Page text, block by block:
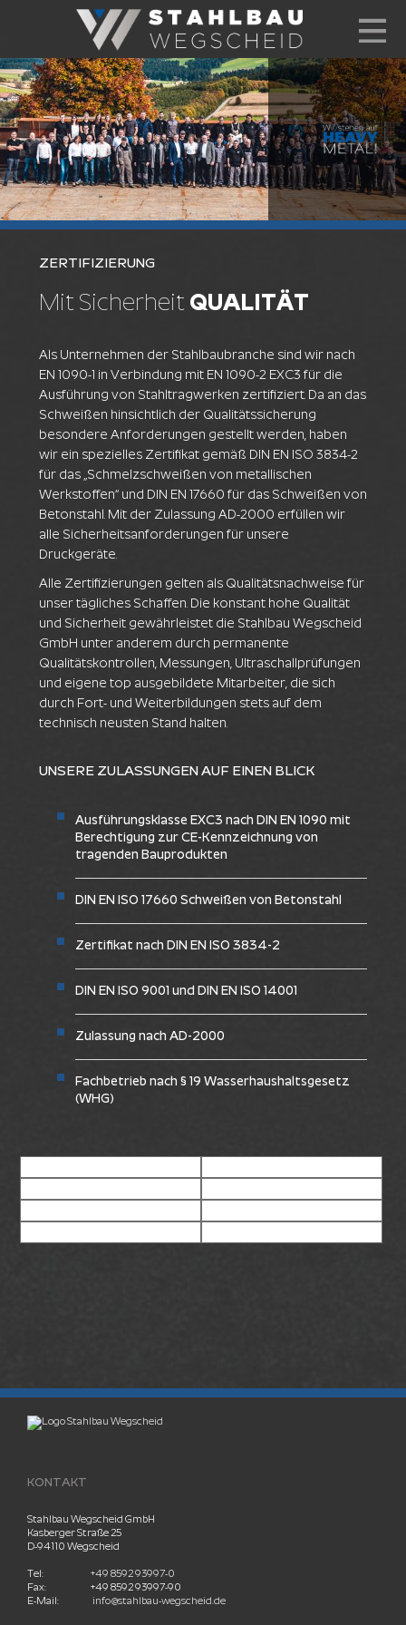
+49 8592 93997-0 info@stahlbau-wegscheid.de
ZERTIFIZIERUNG
Mit Sicherheit QUALITÄT
Als Unternehmen der Stahlbaubranche sind wir nach
EN 1090-1 in Verbindung mit EN 1090-2 EXC3 für die
Ausführung von Stahltragwerken zertifiziert. Da an das
Schweißen hinsichtlich der Qualitätssicherung
besondere Anforderungen gestellt werden, haben
wir ein spezielles Zertifikat gemäß DIN EN ISO 3834-2
für das „Schmelzschweißen von metallischen
Werkstoffen“ und DIN EN 17660 für das Schweißen von
Betonstahl. Mit der Zulassung AD-2000 erfüllen wir
alle Sicherheitsanforderungen für unsere
Druckgeräte.
Alle Zertifizierungen gelten als Qualitätsnachweise für
unser tägliches Schaffen. Die konstant hohe Qualität
und Sicherheit gewährleistet die Stahlbau Wegscheid
GmbH unter anderem durch permanente
Qualitätskontrollen, Messungen, Ultraschallprüfungen
und eigene top ausgebildete Mitarbeiter, die sich
durch Fort- und Weiterbildungen stets auf dem
technisch neusten Stand halten.
UNSERE ZULASSUNGEN AUF EINEN BLICK
Ausführungsklasse EXC3 nach DIN EN 1090 mit
Berechtigung zur CE-Kennzeichnung von
tragenden Bauprodukten
DIN EN ISO 17660 Schweißen von Betonstahl
Zertifikat nach DIN EN ISO 3834-2
DIN EN ISO 9001 und DIN EN ISO 14001
Zulassung nach AD-2000
Fachbetrieb nach § 19 Wasserhaushaltsgesetz
(WHG)
KONTAKT
Stahlbau Wegscheid GmbH
Kasberger Straße 25
D-94110 Wegscheid
Tel:
+49 8592 93997-0
Fax:
+49 8592 93997-90
E-Mail:
info@stahlbau-wegscheid.de